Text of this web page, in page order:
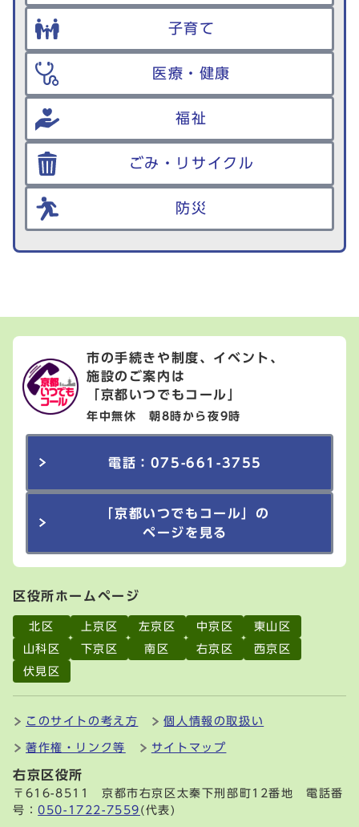
子育て
医療・健康
福祉
ごみ・リサイクル
防災
市の手続きや制度、イベント、
施設のご案内は
「京都いつでもコール」
年中無休 朝8時から夜9時
電話：075-661-3755
「京都いつでもコール」の
ページを見る
区役所ホームページ
北区 上京区 左京区 中京区
東山区
山科区
下京区 南区 右京区
西京区
伏見区
このサイトの考え方 個人情報の取扱い
著作権・リンク等 サイトマップ
右京区役所
〒616-8511 京都市右京区太秦下刑部町12番地 電話番
号：050-1722-7559 (代表)